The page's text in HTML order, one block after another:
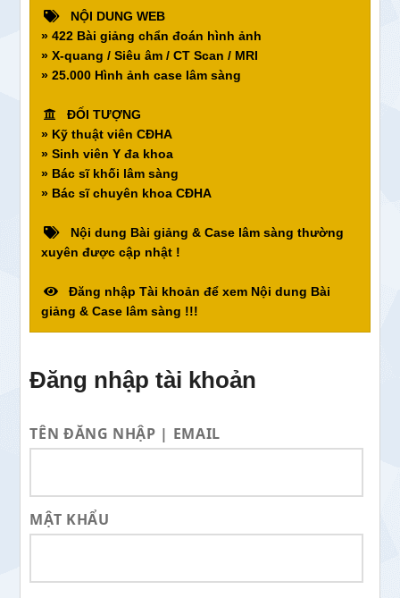
NỘI DUNG WEB
» 422 Bài giảng chẩn đoán hình ảnh
» X-quang / Siêu âm / CT Scan / MRI
» 25.000 Hình ảnh case lâm sàng
ĐỐI TƯỢNG
» Kỹ thuật viên CĐHA
» Sinh viên Y đa khoa
» Bác sĩ khối lâm sàng
» Bác sĩ chuyên khoa CĐHA
Nội dung Bài giảng & Case lâm sàng thường
xuyên được cập nhật !
Đăng nhập Tài khoản để xem Nội dung Bài
giảng & Case lâm sàng !!!
Đăng nhập tài khoản
TÊN ĐĂNG NHẬP | EMAIL
MẬT KHẨU